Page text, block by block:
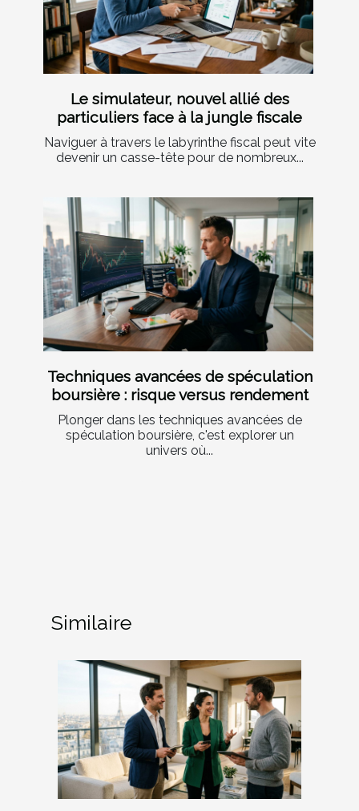
Le simulateur, nouvel allié des
particuliers face à la jungle fiscale
Naviguer à travers le labyrinthe fiscal peut vite
devenir un casse-tête pour de nombreux...
Techniques avancées de spéculation
boursière : risque versus rendement
Plonger dans les techniques avancées de
spéculation boursière, c'est explorer un
univers où...
Similaire